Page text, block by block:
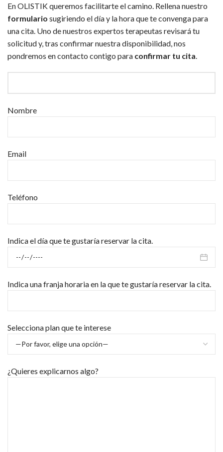
En OLISTIK queremos facilitarte el camino. Rellena nuestro
formulario sugiriendo el día y la hora que te convenga para
una cita. Uno de nuestros expertos terapeutas revisará tu
solicitud y, tras confirmar nuestra disponibilidad, nos
pondremos en contacto contigo para confirmar tu cita
Nombre
Email
Teléfono
Indica el día que te gustaría reservar la cita.
Indica una franja horaria en la que te gustaría reservar la cita.
Selecciona plan que te interese
¿Quieres explicarnos algo?